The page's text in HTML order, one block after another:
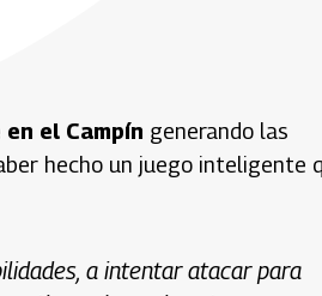
el Campín generando las
hecho un juego inteligente
a intentar atacar para